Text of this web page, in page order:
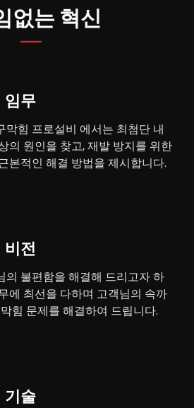
없는 혁신
임무
막힘 프로설비 에서는 최첨단 내
의 원인을 찾고, 재발 방지를 위한
본적인 해결 방법을 제시합니다.
비전
의 불편함을 해결해 드리고자 하
에 최선을 다하며 고객님의 속까
힘 문제를 해결하여 드립니다.
기술